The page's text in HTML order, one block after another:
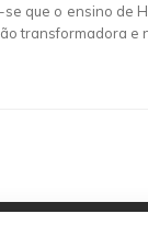
se que o ensino de
transformadora e